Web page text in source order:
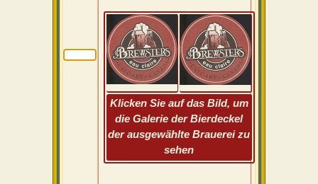
Klicken Sie auf das Bild, um
die Galerie der Bierdeckel
der ausgewählte Brauerei zu
sehen